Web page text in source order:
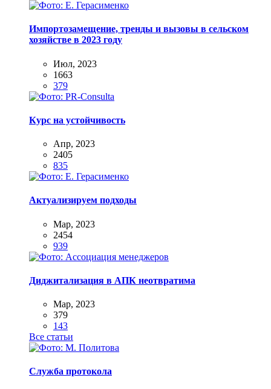
Импортозамещение, тренды и вызовы в сельском
хозяйстве в 2023 году
Июл, 2023
1663
379
Курс на устойчивость
Апр, 2023
2405
835
Актуализируем подходы
Мар, 2023
2454
939
Диджитализация в АПК неотвратима
Мар, 2023
379
143
Все статьи
Служба протокола